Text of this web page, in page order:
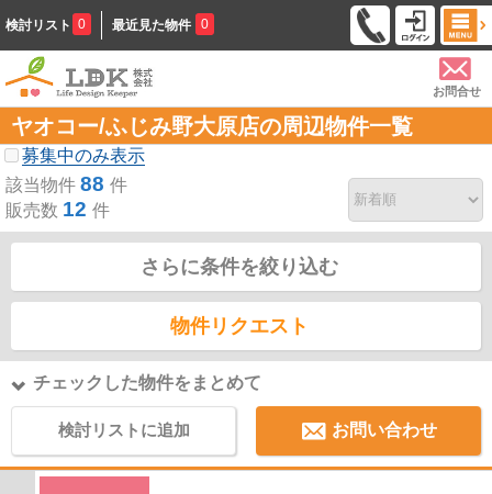
検討リスト 0 最近見た物件 0
お問合せ
ヤオコー/ふじみ野大原店の周辺物件一覧
募集中のみ表示
該当物件 88 件
販売数 12 件
さらに条件を絞り込む
物件リクエスト
チェックした物件をまとめて
検討リストに追加 お問い合わせ